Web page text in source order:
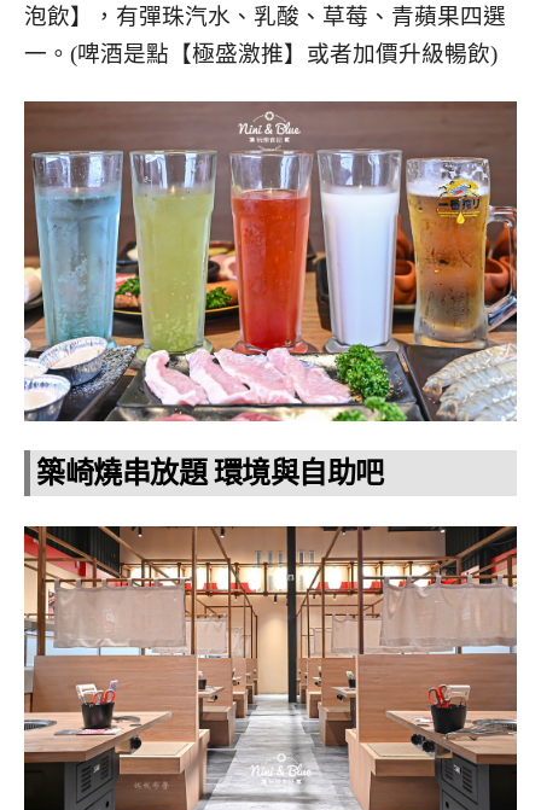
泡飲】，有彈珠汽水、乳酸、草莓、青蘋果四選
一。(啤酒是點【極盛激推】或者加價升級暢飲)
築崎燒串放題 環境與自助吧